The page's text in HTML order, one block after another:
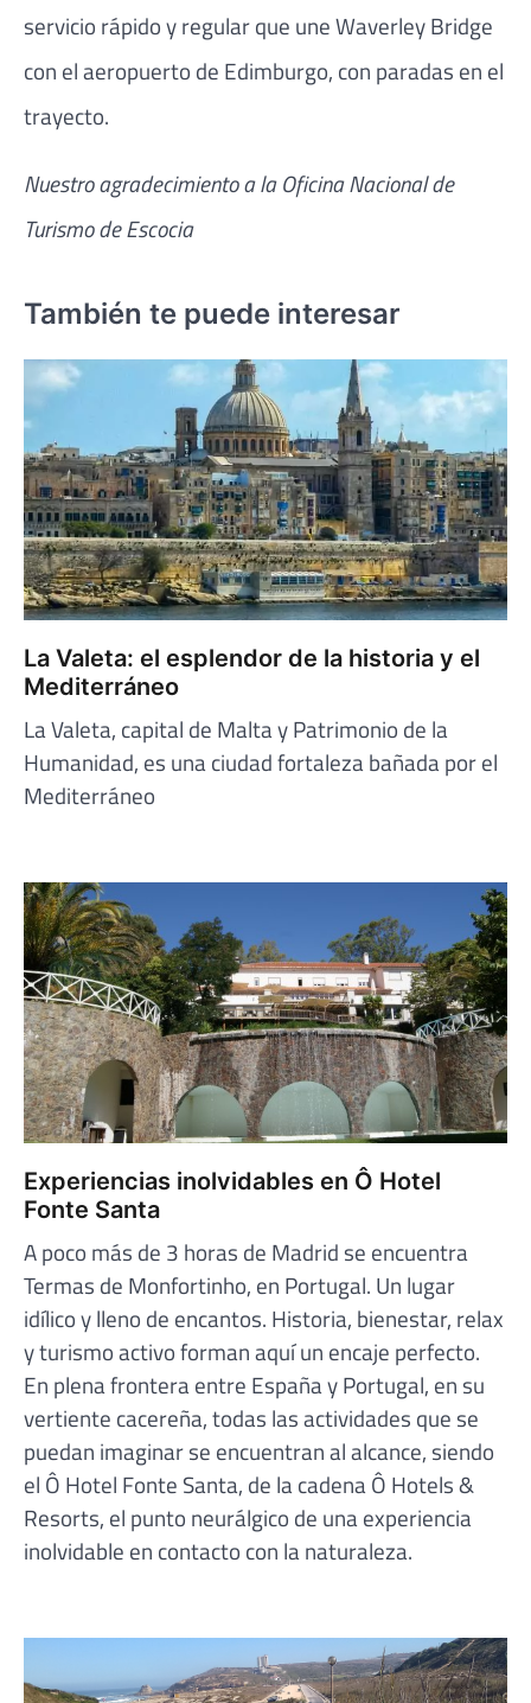
servicio rápido y regular que une Waverley Bridge
con el aeropuerto de Edimburgo, con paradas en el
trayecto.
Nuestro agradecimiento a la Oficina Nacional de
Turismo de Escocia
También te puede interesar
La Valeta: el esplendor de la historia y el
Mediterráneo
La Valeta, capital de Malta y Patrimonio de la
Humanidad, es una ciudad fortaleza bañada por el
Mediterráneo
Experiencias inolvidables en Ô Hotel
Fonte Santa
A poco más de 3 horas de Madrid se encuentra
Termas de Monfortinho, en Portugal. Un lugar
idílico y lleno de encantos. Historia, bienestar, relax
y turismo activo forman aquí un encaje perfecto.
En plena frontera entre España y Portugal, en su
vertiente cacereña, todas las actividades que se
puedan imaginar se encuentran al alcance, siendo
el Ô Hotel Fonte Santa, de la cadena Ô Hotels &
Resorts, el punto neurálgico de una experiencia
inolvidable en contacto con la naturaleza.